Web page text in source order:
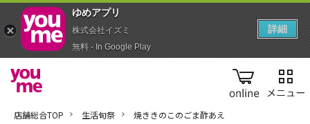
online
店舗総合TOP 生活旬祭 焼ききのこのごま酢あえ
ゆめアプ‪リ‬
株式会社イズミ
無料 - In Google Play
詳細